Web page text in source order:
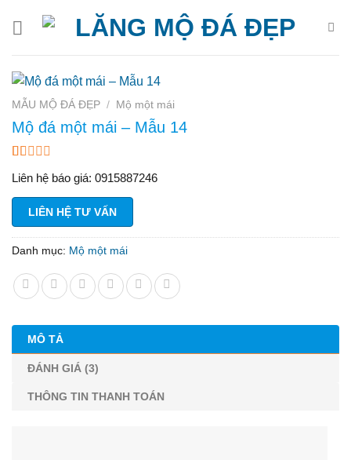
MẪU MỘ ĐÁ ĐẸP / Mộ một mái
Mộ đá một mái – Mẫu 14
trên
5
dựa
trên
giá
Liên hệ báo giá: 0915887246
LIÊN HỆ TƯ VẤN
Danh mục: Mộ một mái
MÔ TẢ
ĐÁNH GIÁ (3)
THÔNG TIN THANH TOÁN